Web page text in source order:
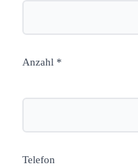
Anzahl *
Telefon